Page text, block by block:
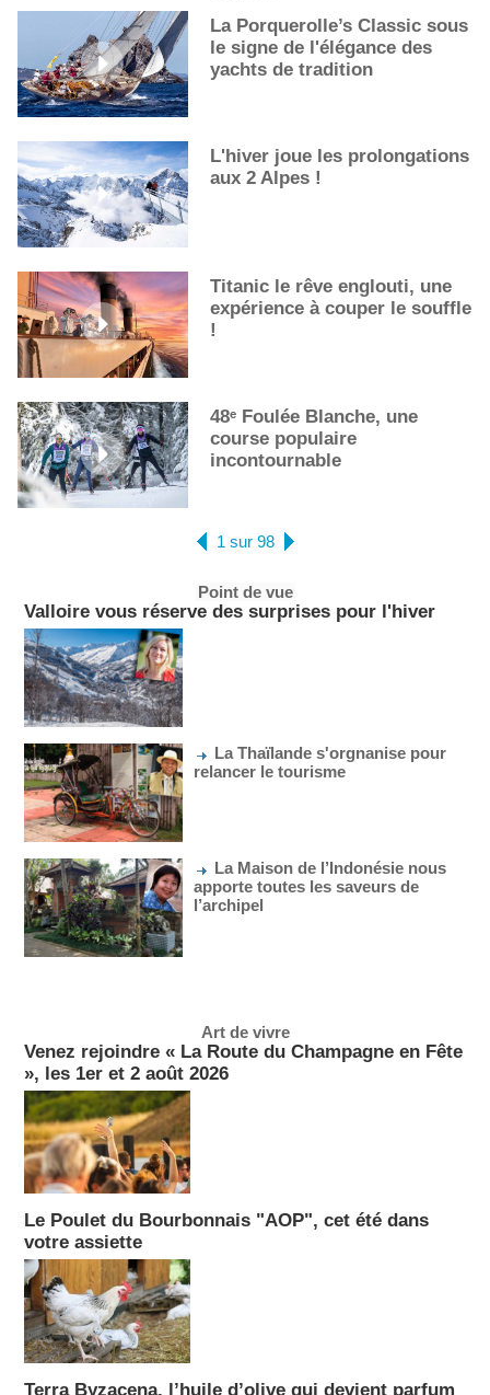
Les cocktails, stars de l’été
La première sélection des grappes du Guide Michelin
La Porquerolle’s Classic sous
le signe de l'élégance des
yachts de tradition
L'hiver joue les prolongations
aux 2 Alpes !
Titanic le rêve englouti, une
expérience à couper le souffle
!
48ᵉ Foulée Blanche, une
course populaire
incontournable
1 sur 98
Point de vue
Valloire vous réserve des surprises pour l'hiver
La Thaïlande s'orgnanise pour
relancer le tourisme
La Maison de l’Indonésie nous
apporte toutes les saveurs de
l’archipel
Art de vivre
Venez rejoindre « La Route du Champagne en Fête
», les 1er et 2 août 2026
Le Poulet du Bourbonnais "AOP", cet été dans
votre assiette
Terra Byzacena, l’huile d’olive qui devient parfum